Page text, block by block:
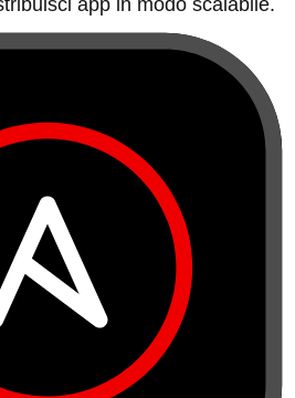
app in modo scalabile.